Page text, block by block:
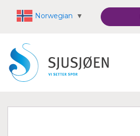
Norwegian ▼